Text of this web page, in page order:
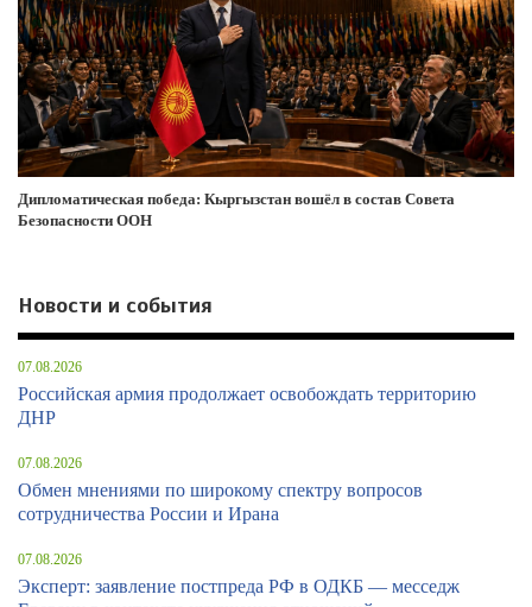
Дипломатическая победа: Кыргызстан вошёл в состав Совета
Безопасности ООН
Новости и события
07.08.2026
Российская армия продолжает освобождать территорию
ДНР
07.08.2026
Обмен мнениями по широкому спектру вопросов
сотрудничества России и Ирана
07.08.2026
Эксперт: заявление постпреда РФ в ОДКБ — месседж